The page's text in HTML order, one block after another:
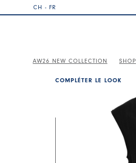
CH - FR
AW26 NEW COLLECTION SHOP
COMPLÉTER LE LOOK